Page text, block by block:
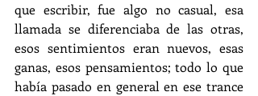
que escribir, fue algo no casual, esa
llamada se diferenciaba de las otras,
esos sentimientos eran nuevos, esas
ganas, esos pensamientos; todo lo que
había pasado en general en ese trance